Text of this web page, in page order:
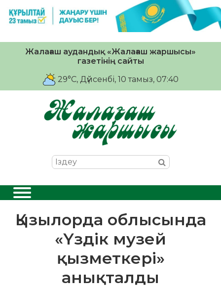
Жалағаш аудандық «Жалағаш жаршысы»
газетінің сайты
29°C, Дүйсенбі, 10 тамыз, 07:40
Қызылорда облысында
«Үздік музей
қызметкері»
анықталды